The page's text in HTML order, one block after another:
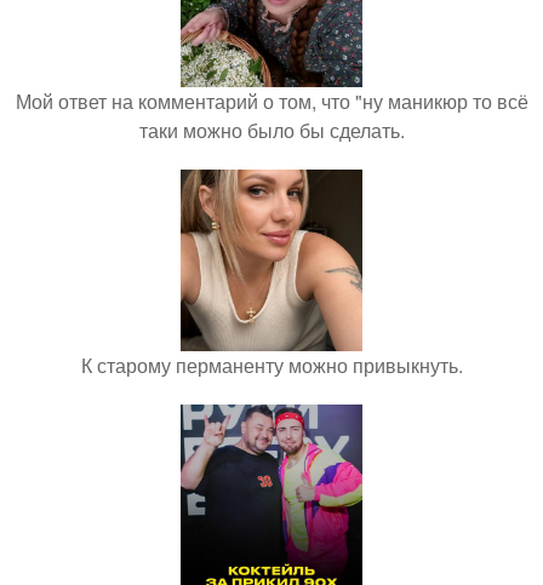
Мой ответ на комментарий о том, что "ну маникюр то всё
таки можно было бы сделать.
К старому перманенту можно привыкнуть.